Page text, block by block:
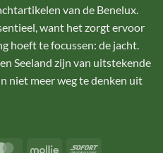
van de Benelux.
want het zorgt ervoor
hoeft te focussen: de jacht.
Seeland zijn van uitstekende
niet meer weg te denken uit
MasterCardMollie Sofort